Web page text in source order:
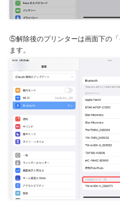
⑤解除後のプリンターは画面下の
ます。